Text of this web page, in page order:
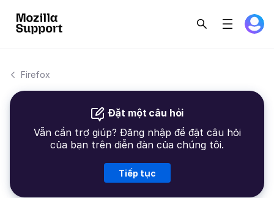
Firefox
Đặt một câu hỏi
Vẫn cần trợ giúp? Đăng nhập để đặt câu hỏi
của bạn trên diễn đàn của chúng tôi.
Tiếp tục